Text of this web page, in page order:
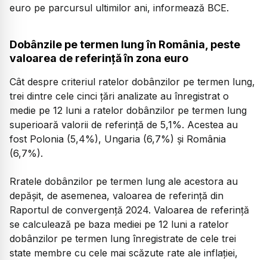
euro pe parcursul ultimilor ani, informează BCE.
Dobânzile pe termen lung în România, peste
valoarea de referință în zona euro
Cât despre criteriul ratelor dobânzilor pe termen lung,
trei dintre cele cinci țări analizate au înregistrat o
medie pe 12 luni a ratelor dobânzilor pe termen lung
superioară valorii de referință de 5,1%. Acestea au
fost Polonia (5,4%), Ungaria (6,7%) și România
(6,7%).
Rratele dobânzilor pe termen lung ale acestora au
depășit, de asemenea, valoarea de referință din
Raportul de convergență 2024. Valoarea de referință
se calculează pe baza mediei pe 12 luni a ratelor
dobânzilor pe termen lung înregistrate de cele trei
state membre cu cele mai scăzute rate ale inflației,